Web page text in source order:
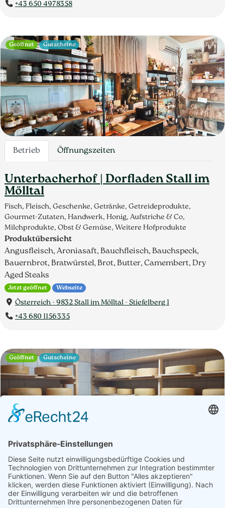
+43 650 4978358
Betrieb Öffnungszeiten
Unterbacherhof | Dorfladen Stall im
Mölltal
Fisch, Fleisch, Geschenke, Getränke, Getreideprodukte,
Gourmet-Zutaten, Handwerk, Honig, Aufstriche & Co,
Milchprodukte, Obst & Gemüse, Weitere Hofprodukte
Produktübersicht
Angusfleisch, Aroniasaft, Bauchfleisch, Bauchspeck,
Bauernbrot, Bratwürstel, Brot, Butter, Camembert, Dry
Aged Steaks
Jetzt geöffnet Webseite
Österreich - 9832 Stall im Mölltal - Stiefelberg 1
+43 680 1156335
Geöffnet Gutscheine
Betrieb Öffnungszeiten
Tressdorfer Alm | Familie
Glantschnig
Geöffnet Gutscheine